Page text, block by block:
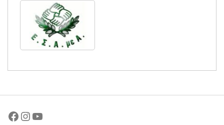
Facebook
Instagram
YouTube